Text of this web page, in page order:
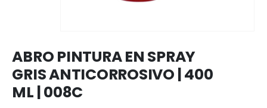
ABRO PINTURA EN SPRAY
GRIS ANTICORROSIVO | 400
ML | 008C